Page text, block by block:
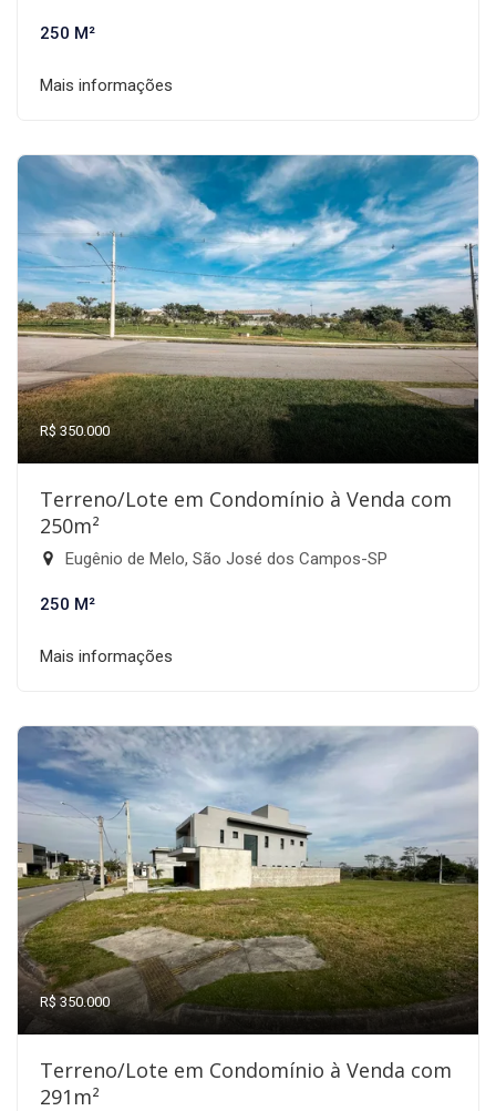
250 M²
Mais informações
R$ 350.000
Terreno/Lote em Condomínio à Venda com
250m²
Eugênio de Melo, São José dos Campos-SP
250 M²
Mais informações
R$ 350.000
Terreno/Lote em Condomínio à Venda com
291m²